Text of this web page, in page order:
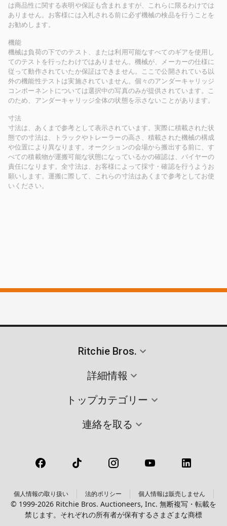
は商品性に関する表明や保証も含まれますが、これらに限るわけでは
ありません。お客様には入札される前に必ず機械の検品を行うことを
お勧めします。
機能
機械は負荷の下でのテスト、または利用可能なすべてのギアを使用し
てのテストを行ったわけではありません。機械が、メーカーの仕様に
従って動作されていたか保証はできません。ここで公開されている以
外の機能性テストは実施されていません。個々のアンダーキャリッジ
コンポーネントについては選択中の写真のみが提供されています。こ
のため、アンダーキャリッジ全体の状態を示さないことがあります。
寸法
寸法は、あくまで参考として表示されています。実際に積載された状
態での寸法は、トラックやトレーラーの高さ、積載された機械の構成
や位置により異なります。オークションの会場から搬出する前に、す
べての積載物が運搬可能な状態になっているかの確認は、バイヤーの
責任になります。全寸法は、お客様によって採寸・確認を行うようお
願いします。運搬に際して、これらの寸法はあくまで参考としてお使
いください。
Ritchie Bros.
詳細情報
トップカテゴリー
連絡を取る
個人情報の取り扱い 法的ポリシー 個人情報は販売しません
© 1999-2026 Ritchie Bros. Auctioneers, Inc. 無断複写・転載を
禁じます。それぞれの所有者が保有するさまざまな商標